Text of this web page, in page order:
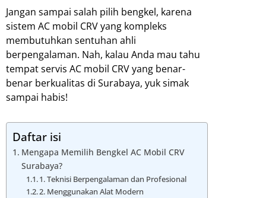
Jangan sampai salah pilih bengkel, karena
sistem AC mobil CRV yang kompleks
membutuhkan sentuhan ahli
berpengalaman. Nah, kalau Anda mau tahu
tempat servis AC mobil CRV yang benar-
benar berkualitas di Surabaya, yuk simak
sampai habis!
Daftar isi
Mengapa Memilih Bengkel AC Mobil CRV
Surabaya?
1. Teknisi Berpengalaman dan Profesional
2. Menggunakan Alat Modern